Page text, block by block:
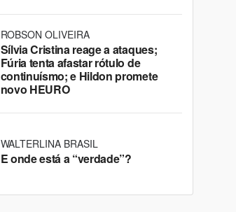
ROBSON OLIVEIRA
Sílvia Cristina reage a ataques;
Fúria tenta afastar rótulo de
continuísmo; e Hildon promete
novo HEURO
WALTERLINA BRASIL
E onde está a “verdade”?